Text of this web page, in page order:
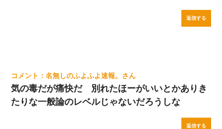
返信する
名無しのふよふよ速報。
気の毒だが痛快だ 別れたほーがいいとかありき
たりな一般論のレベルじゃないだろうしな
返信する